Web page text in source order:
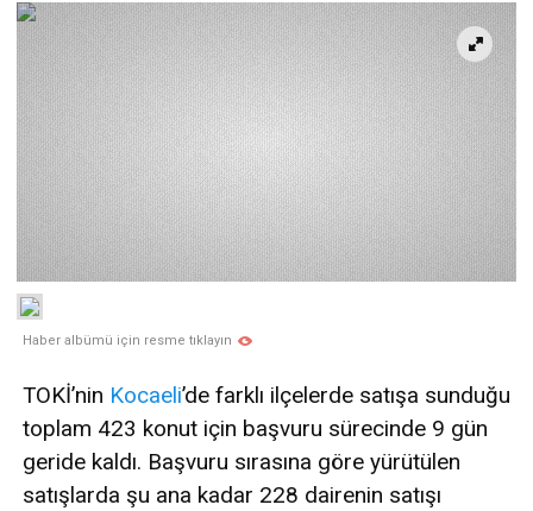
Haber albümü için resme tıklayın
TOKİ’nin Kocaeli’de farklı ilçelerde satışa sunduğu
toplam 423 konut için başvuru sürecinde 9 gün
geride kaldı. Başvuru sırasına göre yürütülen
satışlarda şu ana kadar 228 dairenin satışı